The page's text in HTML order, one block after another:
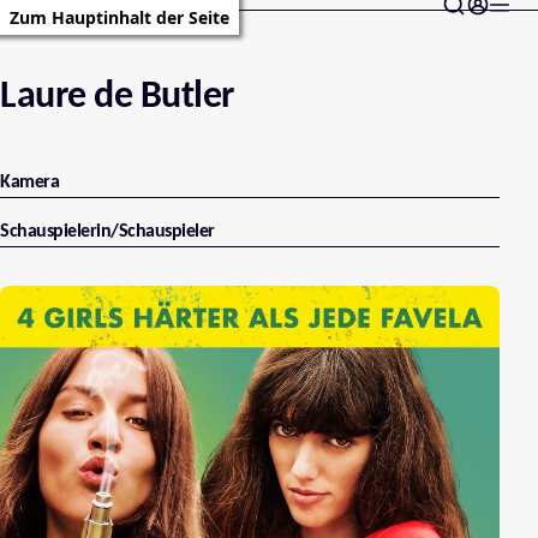
Zum Hauptinhalt der Seite
Laure de Butler
Kamera
Schauspielerin/Schauspieler